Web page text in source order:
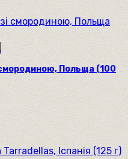
Польща (100